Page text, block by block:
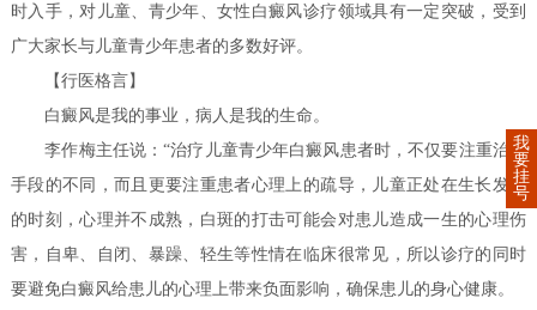
时入手，对儿童、青少年、女性白癜风诊疗领域具有一定突破，受到
广大家长与儿童青少年患者的多数好评。
【行医格言】
白癜风是我的事业，病人是我的生命。
李作梅主任说：“治疗儿童青少年白癜风患者时，不仅要注重治疗
手段的不同，而且更要注重患者心理上的疏导，儿童正处在生长发育
的时刻，心理并不成熟，白斑的打击可能会对患儿造成一生的心理伤
害，自卑、自闭、暴躁、轻生等性情在临床很常见，所以诊疗的同时
要避免白癜风给患儿的心理上带来负面影响，确保患儿的身心健康。
我
要
挂
号